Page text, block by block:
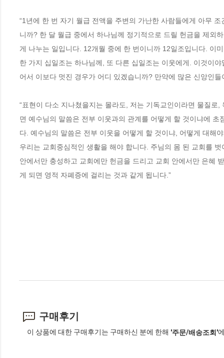
“1년에 한 번 자기 월급 전액을 주변의 가난한 사람들에게 아무
니까? 한 달 월급 중에서 하나님께 정기적으로 드릴 헌금을 제외
게 나누는 일입니다. 12개월 중에 한 번이니까 12일조입니다. 이
한 가지 십일조는 하나님께, 또 다른 십일조는 이웃에게. 이것이
어서 이보다 멋진 경우가 어디 있겠습니까? 만약에 많은 신앙인
“표현이 다소 지나쳤을지는 몰라도, 저는 기독교인이라면 물질
면 예수님의 말씀은 전부 이웃과의 관계를 어떻게 할 것이냐에
다. 예수님의 말씀은 전부 이웃을 어떻게 할 것이냐, 어떻게 대해
우리는 교회중심적인 생활을 해야 합니다. 주님의 몸 된 교회를
안에서만 충성하고 교회에만 헌금을 드리고 교회 안에서만 은혜
게 되면 영적 자폐증에 걸리는 것과 같게 됩니다.”
구매후기
이 상품에 대한 구매후기는 구매하신 분에 한해 '주문/배송조회'